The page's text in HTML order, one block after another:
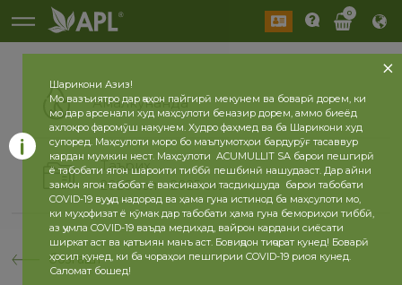
0
Амалкунанда
Таърих
2026 сол 2025 сол
бозгашт
Шарикони Азиз!
Мо вазъиятро дар ҷаҳон пайгирӣ мекунем ва боварӣ дорем, ки
мо дар арсенали худ маҳсулоти беназир дорем, аммо биеёд
ахлоқро фаромӯш накунем. Худро фаҳмед ва ба Шарикони худ
супоред. Маҳсулоти моро бо маълумотҳои бардурӯғ тасаввур
кардан мумкин нест. Маҳсулоти ACUMULLIT SA барои пешгирӣ
ё табобати ягон шароити тиббӣ пешбинӣ нашудааст. Дар айни
замон ягон табобат ё ваксинаҳои тасдиқшуда барои табобати
COVID-19 вуҷуд надорад ва ҳама гуна истинод ба маҳсулоти мо,
ки муҳофизат ё кӯмак дар табобати ҳама гуна бемориҳои тиббӣ,
аз ҷумла COVID-19 ваъда медиҳад, вайрон кардани сиёсати
ширкат аст ва қатъиян манъ аст. Бовиҷдон тиҷорат кунед! Боварӣ
ҳосил кунед, ки ба чораҳои пешгирии COVID-19 риоя кунед.
Саломат бошед!